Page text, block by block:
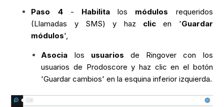
Paso 4- Habilita los módulos requeridos
(Llamadas y SMS) y haz clicen 'Guardar
módulos',
Asocia los usuarios de Ringover con los
usuarios de Prodoscore y haz clic en el botón
'Guardar cambios' en la esquina inferior izquierda.